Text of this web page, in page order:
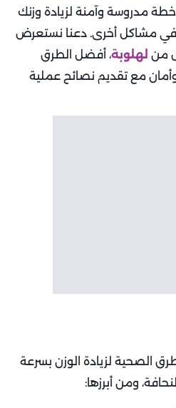
خطة مدروسة وآمنة لزيادة وزنك
مشاكل أخرى. دعنا نستعرض
من لهلوبة، أفضل الطرق
وأمان مع تقديم نصائح عملية
الصحية لزيادة الوزن بسرعة
ومن أبرزها: